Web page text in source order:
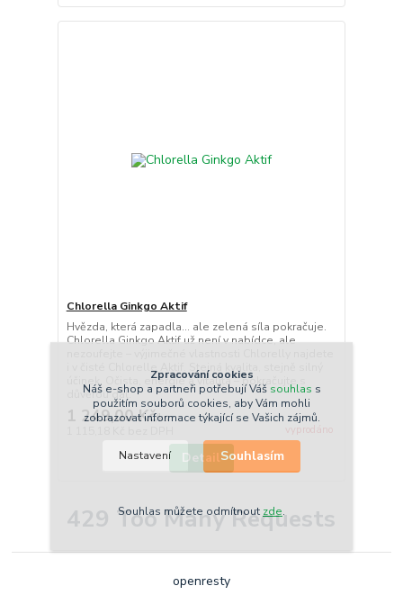
Chlorella Ginkgo Aktif
Hvězda, která zapadla... ale zelená síla pokračuje.
Chlorella Ginkgo Aktif už není v nabídce, ale
i v čisté Chlorelle Aktif. Stejná kvalita, stejně silný
účinek. Očista, energie a vitalita – pokračujte s
důvěrou dál.
1 249,00 Kč/ks
vyprodáno
Detail
429 Too Many Requests
openresty
Zpracování cookies
Náš e-shop a partneři potřebují Váš souhlas s
použitím souborů cookies, aby Vám mohli
zobrazovat informace týkající se Vašich zájmů.
Nastavení Souhlasím
Souhlas můžete odmítnout zde.